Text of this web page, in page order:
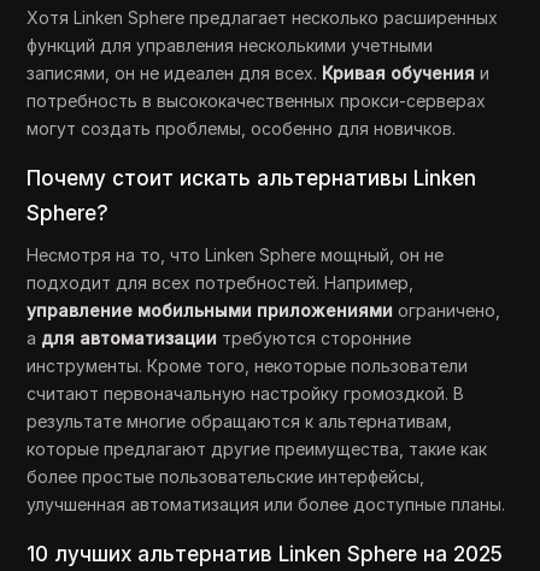
Хотя Linken Sphere предлагает несколько расширенных
функций для управления несколькими учетными
записями, он не идеален для всех. Кривая обучения и
потребность в высококачественных прокси-серверах
могут создать проблемы, особенно для новичков.
Почему стоит искать альтернативы Linken
Sphere?
Несмотря на то, что Linken Sphere мощный, он не
подходит для всех потребностей. Например,
управление мобильными приложениями ограничено,
а для автоматизации требуются сторонние
инструменты. Кроме того, некоторые пользователи
считают первоначальную настройку громоздкой. В
результате многие обращаются к альтернативам,
которые предлагают другие преимущества, такие как
более простые пользовательские интерфейсы,
улучшенная автоматизация или более доступные планы.
10 лучших альтернатив Linken Sphere на 2025